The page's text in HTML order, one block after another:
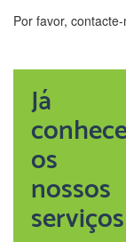
Por favor,
Já
os
nossos
serviços